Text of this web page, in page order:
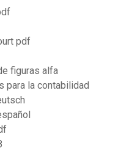
pdf
figuras alfa
para la contabilidad